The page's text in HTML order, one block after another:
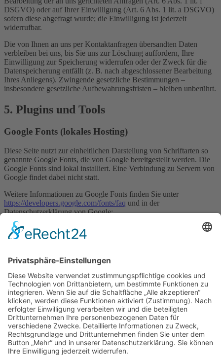
DSGVO) oder auf Ihrer Einwilligung (Art. 6 Abs. 1 lit. a DSGVO)
sofern diese abgefragt wurde; die Einwilligung ist jederzeit
widerrufbar.
Die von Ihnen an uns per Kontaktanfragen übersandten Daten
verbleiben bei uns, bis Sie uns zur Löschung auffordern, Ihre
Einwilligung zur Speicherung widerrufen oder der Zweck für die
Datenspeicherung entfällt (z. B. nach abgeschlossener Bearbeitung
Ihres Anliegens). Zwingende gesetzliche Bestimmungen –
insbesondere gesetzliche Aufbewahrungsfristen – bleiben unberührt.
5. Plugins und Tools
Google Fonts (lokales Hosting)
Diese Seite nutzt zur einheitlichen Darstellung von Schriftarten so
genannte Google Fonts, die von Google bereitgestellt werden. Die
Google Fonts sind lokal installiert. Eine Verbindung zu Servern von
Google findet dabei nicht statt.
Weitere Informationen zu Google Fonts finden Sie unter
https://developers.google.com/fonts/faq und in der
Datenschutzerklärung von Google:
https://policies.google.com/privacy?hl=de
Font Awesome (lokales Hosting)
Diese Seite nutzt zur einheitlichen Darstellung von Schriftarten Font
Awesome. Font Awesome ist lokal installiert. Eine Verbindung zu
Servern von Fonticons, Inc. findet dabei nicht statt.
Weitere Informationen zu Font Awesome finden Sie in der
Datenschutzerklärung für Font Awesome unter:
https://fontawesome.com/privacy.
Copyright © eRecht24
Dr. Ira Roseneck